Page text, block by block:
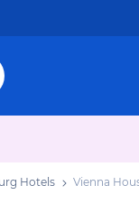
Hotels Vienna